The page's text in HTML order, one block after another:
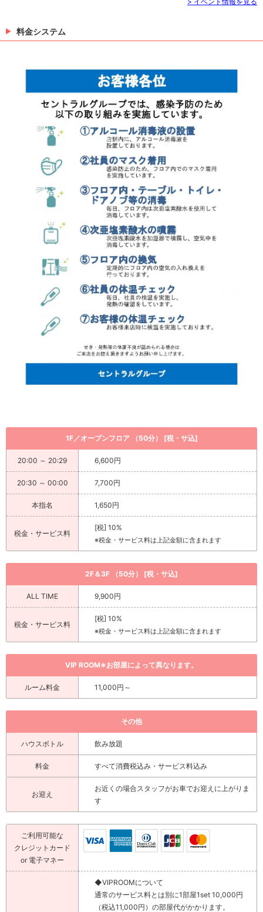
料金システム
1F／オープンフロア （50分） [税・サ込]
20:00 ～ 20:29 6,600円
20:30 ～ 00:00 7,700円
本指名 1,650円
税金・サービス料
[税] 10%
※税金・サービス料は上記金額に含まれます
2F＆3F （50分） [税・サ込]
ALL TIME 9,900円
税金・サービス料
[税] 10%
※税金・サービス料は上記金額に含まれます
VIP ROOM※お部屋によって異なります。
ルーム料金 11,000円～
その他
ハウスボトル 飲み放題
料金 すべて消費税込み・サービス料込み
お迎え
お近くの場合スタッフがお車でお迎えに上がりま
す
ご利用可能な
クレジットカード
or 電子マネー
◆VIPROOMについて
通常のサービス料とは別に1部屋1set 10,000円
（税込11,000円）の部屋代がかかります。